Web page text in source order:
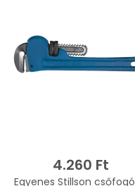
4.260 Ft
Egyenes Stillson csőfogó 8"